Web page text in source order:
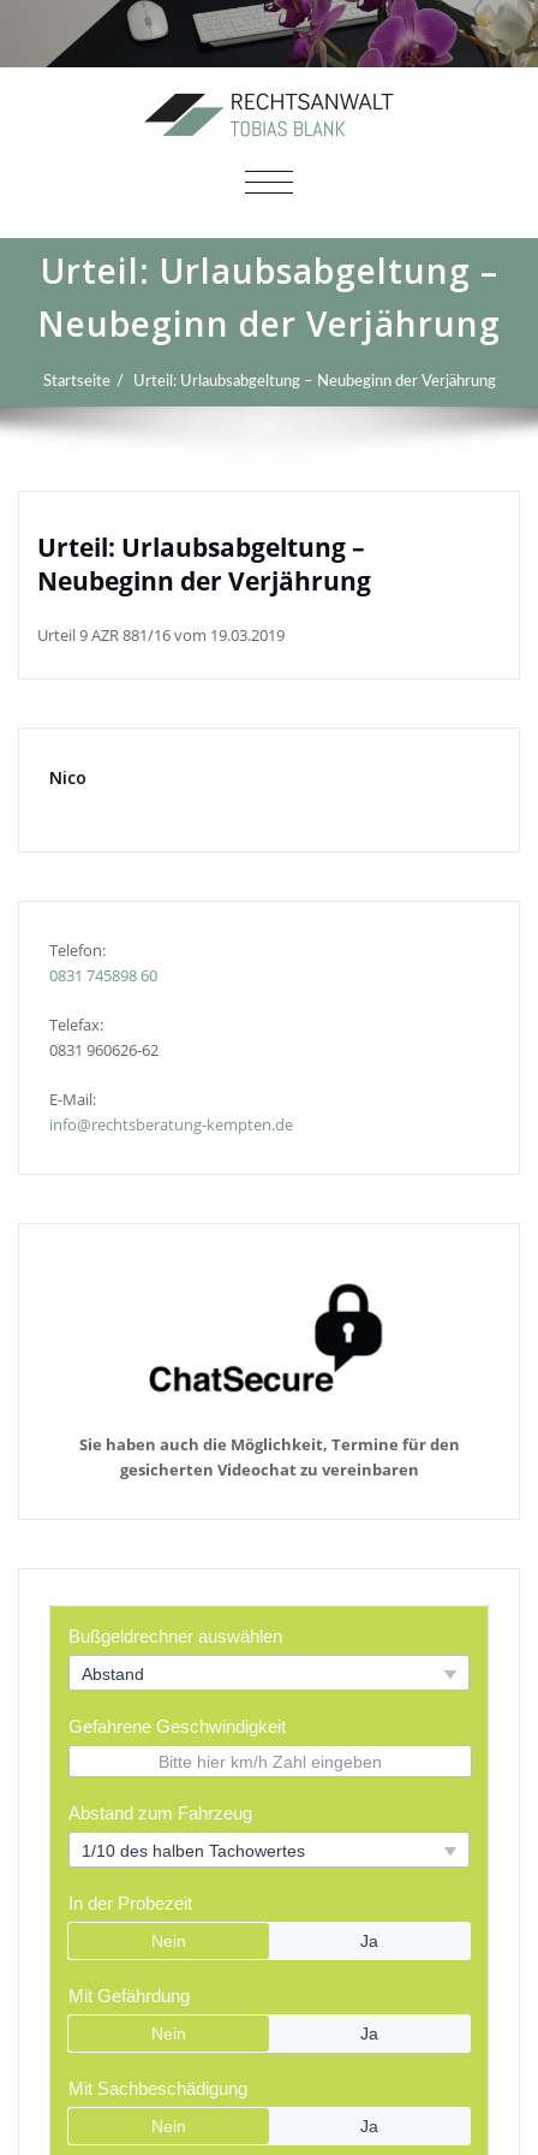
SCHALTE
Urteil: Urlaubsabgeltung –
Neubeginn der Verjährung
Startseite Urteil: Urlaubsabgeltung – Neubeginn der Verjährung
Urteil: Urlaubsabgeltung –
Neubeginn der Verjährung
Urteil 9 AZR 881/16 vom 19.03.2019
Nico
Telefon:
0831 745898 60
Telefax:
0831 960626-62
E-Mail:
info@rechtsberatung-kempten.de
Sie haben auch die Möglichkeit, Termine für den
gesicherten Videochat zu vereinbaren